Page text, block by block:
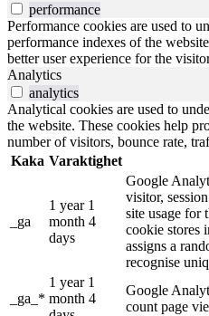
performance
Performance cookies are used to
performance indexes of the
better user experience for the
Analytics
analytics
Analytical cookies are used to
the website. These cookies help
number of visitors, bounce rate,
Kaka Varaktighet
_ga
1 year 1
month 4
days
Google
visitor,
site usage for
cookie stores
assigns a
recognise
_ga_*
1 year 1
month 4
Google
count page